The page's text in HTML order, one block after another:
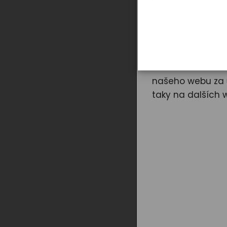
Záleží
Cookies
mimo jiné i
a zavřít“
našeho webu
taky na dalších